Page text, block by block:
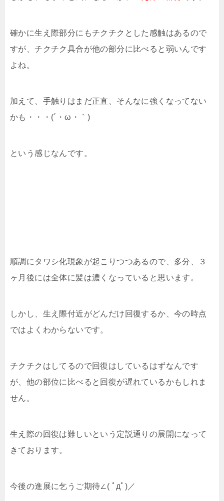
確かに生え際部分にもチクチクとした感触はあるので
すが、チクチク具合が他の部分に比べると弱いんです
よね。
加えて、手触りはまだ正直、そんなに強くなってない
かも・・・(´・ω・｀)
という感じなんです。
順調にタワシ化現象が起こりつつあるので、多分、３
ヶ月後には全体に髪は濃くなっていると思います。
しかし、生え際付近がどんだけ回復するか、今の時点
ではよくわからないです。
チクチクはしてるので回復はしているはずなんです
が、他の部位に比べると回復が遅れているかもしれま
せん。
生え際の回復は難しいという定説通りの展開になって
きております。
今後の進展に乞うご期待∠( ﾟдﾟ)／